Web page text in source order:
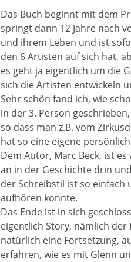
Das Buch beginnt mit dem
springt dann 12 Jahre nach
und ihrem Leben und ist
den 6 Artisten auf sich hat,
es geht ja eigentlich um die
sich die Artisten entwickeln
Sehr schön fand ich, wie
in der 3. Person
so dass man z.B. vom
hat so eine eigene
Dem Autor, Marc Beck, ist
an in der Geschichte drin
der Schreibstil ist so einfach
aufhören konnte.
Das Ende ist in sich
eigentlich Story, nämlich der
natürlich eine Fortsetzung,
erfahren, wie es mit Glenn